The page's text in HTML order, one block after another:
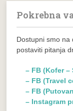
Pokrebna
Dostupni smo na
postaviti pitanja
– FB (Kofer –
– FB (Travel
– FB
– Instagram